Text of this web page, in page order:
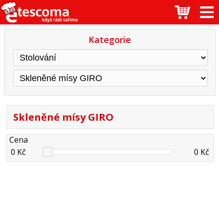
Kategorie
Skleněné mísy GIRO
Cena
0 Kč
0 Kč